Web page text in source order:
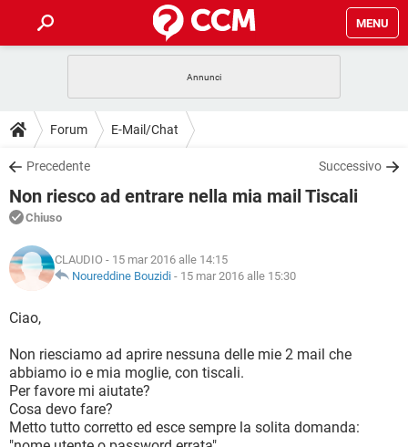
MENU
INTRATTENIMENTO
iOS
INSTAGRAM WHATSAPP
TIKTOK
HARDWARE
GUIDE
COVID-19
iOS
INSTAGRAM
TIKTOK FACEBOOK
DOWNLOAD
COVID-19 GAMING
INTRATTENIMENTO
iOS WINDOWS 10
INSTAGRAM
TIKTOK
HARDWARE
FORUM
COVID-19
INTRATTENIMENTO ANDROID
TIKTOK FACEBOOK
HARDWARE
GLOSSARIO
COVID-19
INTRATTENIMENTO
iOS WINDOWS 10
INSTAGRAM
TIKTOK
Forum E-Mail/Chat
Precedente Successivo
Non riesco ad entrare nella mia mail Tiscali
Chiuso
CLAUDIO - 15 mar 2016 alle 14:15
Noureddine Bouzidi - 15 mar 2016 alle 15:30
Ciao,
Non riesciamo ad aprire nessuna delle mie 2 mail che
abbiamo io e mia moglie, con tiscali.
Per favore mi aiutate?
Cosa devo fare?
Metto tutto corretto ed esce sempre la solita domanda: